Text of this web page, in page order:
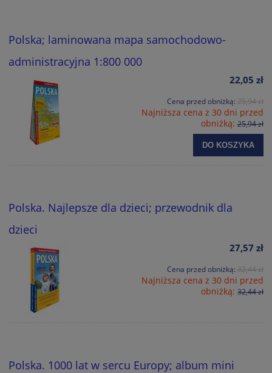
Polska; laminowana mapa samochodowo-
administracyjna 1:800 000
22,05 zł
Cena przed obniżką: 25,94 zł
Najniższa cena z 30 dni przed
obniżką: 25,94 zł
DO KOSZYKA
Polska. Najlepsze dla dzieci; przewodnik dla
dzieci
27,57 zł
Cena przed obniżką: 32,44 zł
Najniższa cena z 30 dni przed
obniżką: 32,44 zł
Polska. 1000 lat w sercu Europy; album mini